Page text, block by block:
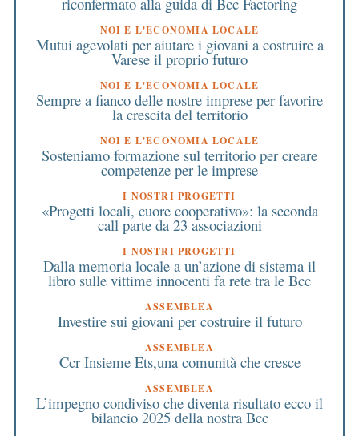
NOI E L'ECONOMIA LOCALE
Mutui agevolati per aiutare i giovani a costruire a
Varese il proprio futuro
NOI E L'ECONOMIA LOCALE
Sempre a fianco delle nostre imprese per favorire
la crescita del territorio
NOI E L'ECONOMIA LOCALE
Sosteniamo formazione sul territorio per creare
competenze per le imprese
I NOSTRI PROGETTI
«Progetti locali, cuore cooperativo»: la seconda
call parte da 23 associazioni
I NOSTRI PROGETTI
Dalla memoria locale a un’azione di sistema il
libro sulle vittime innocenti fa rete tra le Bcc
ASSEMBLEA
Investire sui giovani per costruire il futuro
ASSEMBLEA
Ccr Insieme Ets,una comunità che cresce
ASSEMBLEA
L’impegno condiviso che diventa risultato ecco il
bilancio 2025 della nostra Bcc